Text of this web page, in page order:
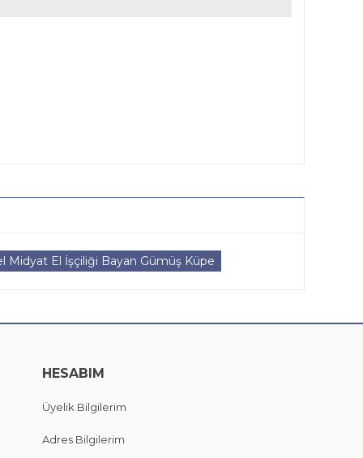
Midyat El İşçiliği Bayan Gümüş Küpe
HESABIM
Üyelik Bilgilerim
Adres Bilgilerim